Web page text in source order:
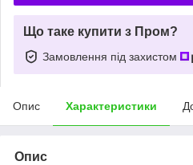
Що таке купити з Пром?
Замовлення під захистом
Опис Характеристики
Опис